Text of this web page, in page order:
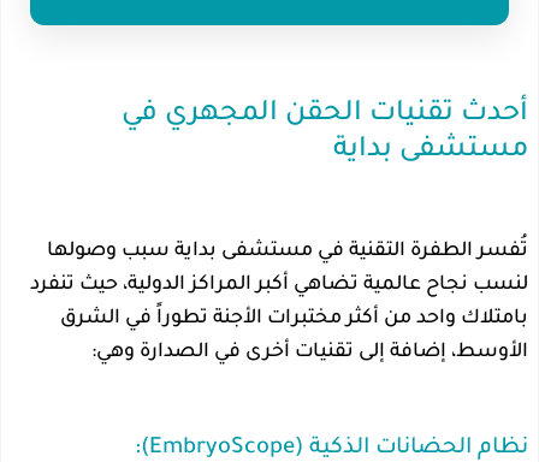
أحدث تقنيات الحقن المجهري في
مستشفى بداية
تُفسر الطفرة التقنية في مستشفى بداية سبب وصولها
لنسب نجاح عالمية تضاهي أكبر المراكز الدولية، حيث تنفرد
بامتلاك واحد من أكثر مختبرات الأجنة تطوراً في الشرق
الأوسط، إضافة إلى تقنيات أخرى في الصدارة وهي:
نظام الحضانات الذكية (EmbryoScope):